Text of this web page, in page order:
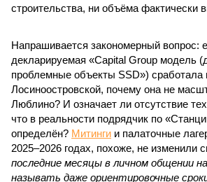
строительства, ни объёма фактически
Напрашивается закономерный вопрос:
декларируемая «Capital Group модель
проблемные объекты SSD») сработала
Лосиноостровской, почему она не
Люблино? И означает ли отсутствие
что в реальности подрядчик по
определён? Митинги и палаточные
2025–2026 годах, похоже, не изменили
последние месяцы в личном общении
называть даже ориентировочные